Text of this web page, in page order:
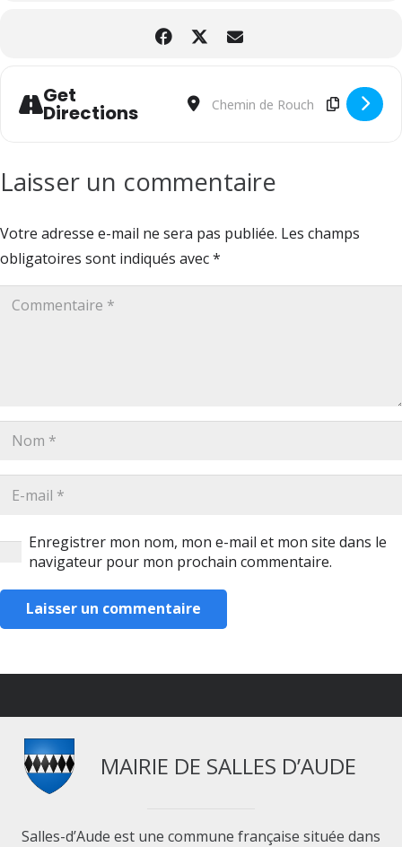
Get
Directions
Address - Cabaret : Une croisière
Destination Address - Cabaret :
Laisser un commentaire
Votre adresse e-mail ne sera pas publiée. Les champs
obligatoires sont indiqués avec*
Enregistrer mon nom, mon e-mail et mon site dans le
navigateur pour mon prochain commentaire.
Laisser un commentaire
MAIRIE DE SALLES D’AUDE
Salles-d’Aude est une commune française située dans